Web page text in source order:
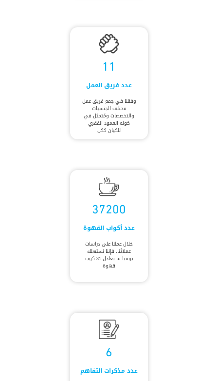
11
عدد فريق العمل
وفقنا في جمع فريق عمل
مختلف الجنسيات
والتخصصات ومُتمثل في
كونه العمود الفقري
للكيان ككل
37200
عدد أكواب القهوة
خلال عملنا على دراسات
عملائنا، فإننا نستهلك
يومياً ما يعادل 31 كوب
قهوة
6
عدد مذكرات التفاهم